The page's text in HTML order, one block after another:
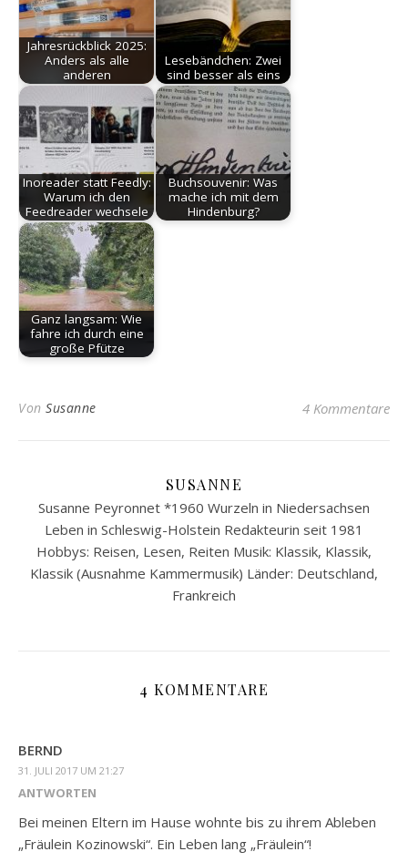
Jahresrückblick 2025:
Anders als alle
anderen
Lesebändchen: Zwei
sind besser als eins
Inoreader statt Feedly:
Warum ich den
Feedreader wechsele
Buchsouvenir: Was
mache ich mit dem
Hindenburg?
Ganz langsam: Wie
fahre ich durch eine
große Pfütze
Von Susanne 4 Kommentare
SUSANNE
Susanne Peyronnet *1960 Wurzeln in Niedersachsen
Leben in Schleswig-Holstein Redakteurin seit 1981
Hobbys: Reisen, Lesen, Reiten Musik: Klassik, Klassik,
Klassik (Ausnahme Kammermusik) Länder: Deutschland,
Frankreich
4 KOMMENTARE
BERND
31. JULI 2017 UM 21:27
ANTWORTEN
Bei meinen Eltern im Hause wohnte bis zu ihrem Ableben
„Fräulein Kozinowski“. Ein Leben lang „Fräulein“!